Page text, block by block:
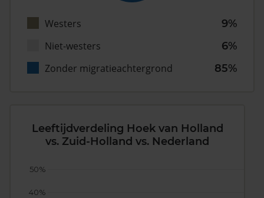
Westers
9%
Niet-westers
6%
Zonder migratieachtergrond
85%
Leeftijdverdeling Hoek van Holland
vs. Zuid-Holland vs. Nederland
40%
50%